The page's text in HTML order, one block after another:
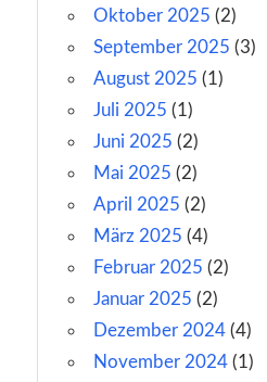
Oktober 2025 (2)
September 2025 (3)
August 2025 (1)
Juli 2025 (1)
Juni 2025 (2)
Mai 2025 (2)
April 2025 (2)
März 2025 (4)
Februar 2025 (2)
Januar 2025 (2)
Dezember 2024 (4)
November 2024 (1)